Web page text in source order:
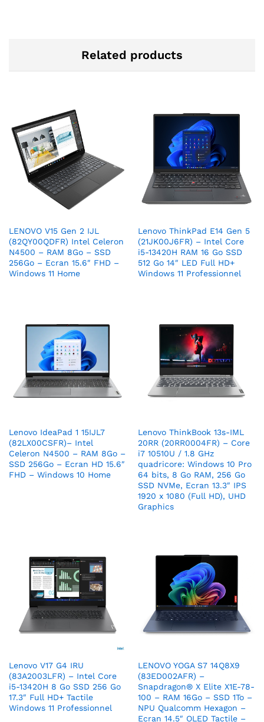
Related products
LENOVO V15 Gen 2 IJL
(82QY00QDFR) Intel Celeron
N4500 – RAM 8Go – SSD
256Go – Ecran 15.6″ FHD –
Windows 11 Home
Lenovo ThinkPad E14 Gen 5
(21JK00J6FR) – Intel Core
i5-13420H RAM 16 Go SSD
512 Go 14″ LED Full HD+
Windows 11 Professionnel
Lenovo IdeaPad 1 15IJL7
(82LX00CSFR)– Intel
Celeron N4500 – RAM 8Go –
SSD 256Go – Ecran HD 15.6″
FHD – Windows 10 Home
Lenovo ThinkBook 13s-IML
20RR (20RR0004FR) – Core
i7 10510U / 1.8 GHz
quadricore: Windows 10 Pro
64 bits, 8 Go RAM, 256 Go
SSD NVMe, Ecran 13.3″ IPS
1920 x 1080 (Full HD), UHD
Graphics
Lenovo V17 G4 IRU
(83A2003LFR) – Intel Core
i5-13420H 8 Go SSD 256 Go
17.3″ Full HD+ Tactile
Windows 11 Professionnel
LENOVO YOGA S7 14Q8X9
(83ED002AFR) –
Snapdragon® X Elite X1E-78-
100 – RAM 16Go – SSD 1To –
NPU Qualcomm Hexagon –
Ecran 14.5″ OLED Tactile –